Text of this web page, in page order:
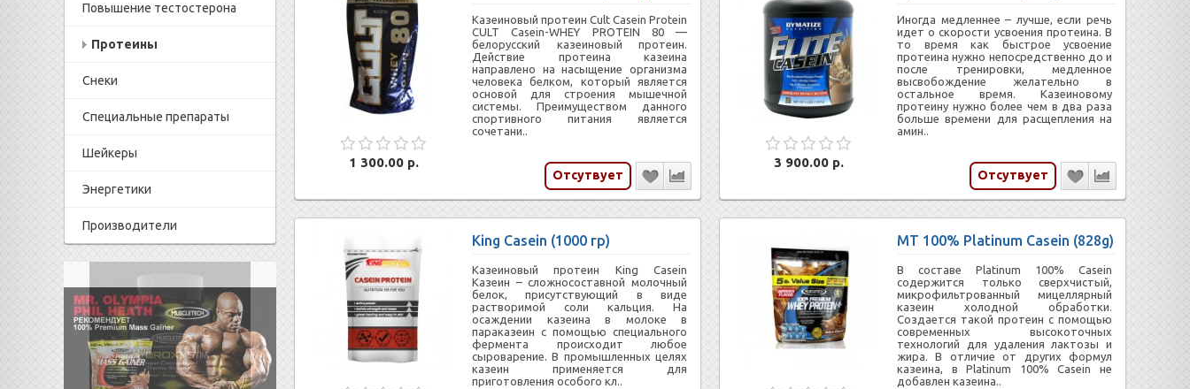
Повышение тестостерона
Протеины
Снеки
Специальные препараты
Шейкеры
Энергетики
Производители
Отсутвует
1 300.00 р.
Казеиновый протеин Cult Casein Protein
CULT Casein-WHEY PROTEIN 80 —
белорусский казеиновый протеин.
Действие протеина казеина
направлено на насыщение организма
человека белком, который является
основой для строения мышечной
системы. Преимуществом данного
спортивного питания является
сочетани..
Отсутвует
3 900.00 р.
Иногда медленнее – лучше, если речь
идет о скорости усвоения протеина. В
то время как быстрое усвоение
протеина нужно непосредственно до и
после тренировки, медленное
высвобождение желательно в
остальное время. Казеиновому
протеину нужно более чем в два раза
больше времени для расщепления на
амин..
King Casein (1000 гр)
Казеиновый протеин King Casein
Казеин – сложносоставной молочный
белок, присутствующий в виде
растворимой соли кальция. На
осаждении казеина в молоке в
параказеин с помощью специального
фермента происходит любое
сыроварение. В промышленных целях
казеин применяется для
приготовления особого кл..
MT 100% Platinum Casein (828g)
В составе Platinum 100% Casein
содержится только сверхчистый,
микрофильтрованный мицеллярный
казеин холодной обработки.
Создается такой протеин с помощью
современных высокоточных
технологий для удаления лактозы и
жира. В отличие от других формул
казеина, в Platinum 100% Casein не
добавлен казеина..